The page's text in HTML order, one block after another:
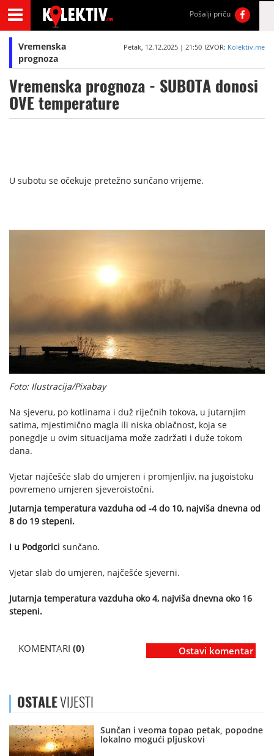
Pošalji priču
Vremenska
prognoza
Petak, 12.12.2025 | 21:50 IZVOR: Kolektiv.me
Vremenska prognoza - SUBOTA donosi
OVE temperature
U subotu se očekuje pretežno sunčano vrijeme.
Foto: Ilustracija/Pixabay
Na sjeveru, po kotlinama i duž riječnih tokova, u jutarnjim
satima, mjestimično magla ili niska oblačnost, koja se
ponegdje u ovim situacijama može zadržati i duže tokom
dana.
Vjetar najčešće slab do umjeren i promjenljiv, na jugoistoku
povremeno umjeren sjeveroistočni.
Jutarnja temperatura vazduha od -4 do 10, najviša dnevna od
8 do 19 stepeni.
I u Podgorici sunčano.
Vjetar slab do umjeren, najčešće sjeverni.
Jutarnja temperatura vazduha oko 4, najviša dnevna oko 16
stepeni.
KOMENTARI (0) Ostavi komentar
OSTALEVIJESTI
Sunčan i veoma topao petak, popodne
lokalno mogući pljuskovi